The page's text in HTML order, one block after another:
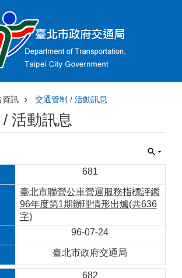
資訊 交通管制 / 活動訊息
活動訊息
681
臺北市聯營公車營運服務指標評鑑
96年度第1期辦理情形出爐(共636
字)
96-07-24
臺北市政府交通局
682